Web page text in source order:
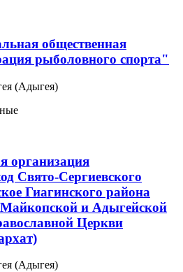
общественная
рыболовного спорта"
(Адыгея)
организация
Свято-Сергиевского
Гиагинского района
и Адыгейской
Церкви
(Адыгея)